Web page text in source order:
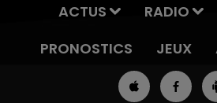
ACTUS RADIO
PRONOSTICS
JEUX